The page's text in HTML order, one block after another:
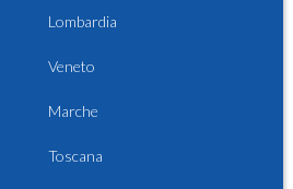
Lombardia
Veneto
Marche
Toscana